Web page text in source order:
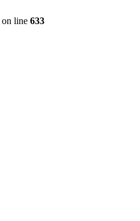
on line 633